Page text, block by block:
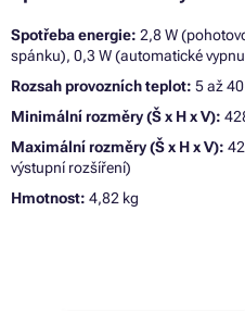
Spotřeba energie: 2,8 W
spánku), 0,3 W (automatické
Rozsah provozních teplot: 5 až 40
Minimální rozměry (Š x H x V):
Maximální rozměry (Š x H x V):
výstupní rozšíření)
Hmotnost: 4,82 kg